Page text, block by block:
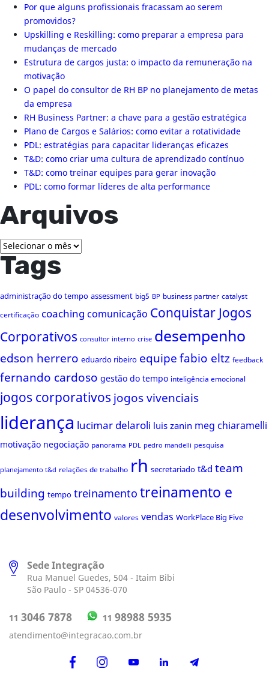
Por que alguns profissionais fracassam ao serem
promovidos?
Upskilling e Reskilling: como preparar a empresa para
mudanças de mercado
Estrutura de cargos justa: o impacto da remuneração na
motivação
O papel do consultor de RH BP no planejamento de metas
da empresa
RH Business Partner: a chave para a gestão estratégica
Plano de Cargos e Salários: como evitar a rotatividade
PDL: estratégias para capacitar lideranças eficazes
T&D: como criar uma cultura de aprendizado contínuo
T&D: como treinar equipes para gerar inovação
PDL: como formar líderes de alta performance
Arquivos
Arquivos
Tags
administração do tempo assessment big5 BP business partner catalyst
certificação coaching comunicação Conquistar Jogos
Corporativos consultor interno crise desempenho
edson herrero eduardo ribeiro equipefabio eltz feedback
fernando cardoso gestão do tempo inteligência emocional
jogos corporativos jogos vivenciais
liderança lucimar delaroli luis zanin meg chiaramelli
motivação negociação panorama PDL pedro mandelli pesquisa
planejamento t&d relações de trabalho rh secretariado t&d team
building tempo treinamentotreinamento e
desenvolvimento valores vendas WorkPlace Big Five
Sede Integração
Rua Manuel Guedes, 504 - Itaim Bibi
São Paulo - SP 04536-070
11 3046 7878 11 98988 5935
atendimento@integracao.com.br